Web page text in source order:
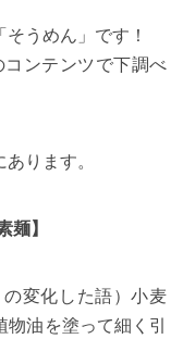
うめん」です！
コンテンツで下調べ
ります。
麺】
変化した語）小麦
油を塗って細く引